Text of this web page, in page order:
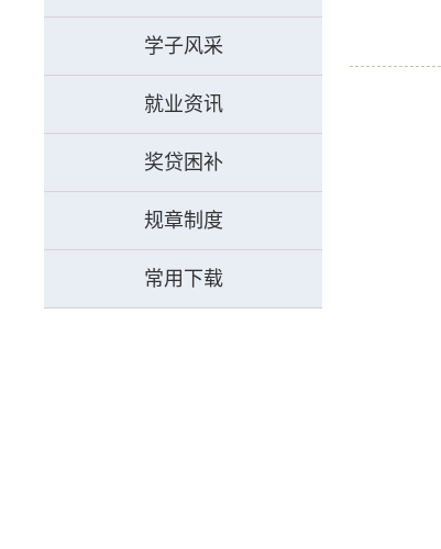
学子风采
就业资讯
奖贷困补
规章制度
常用下载